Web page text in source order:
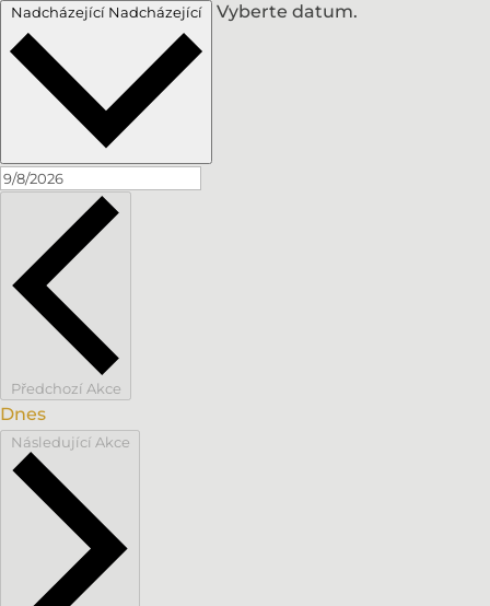
Nadcházející Nadcházející Vyberte datum.
Předchozí Akce
Dnes
Následující Akce